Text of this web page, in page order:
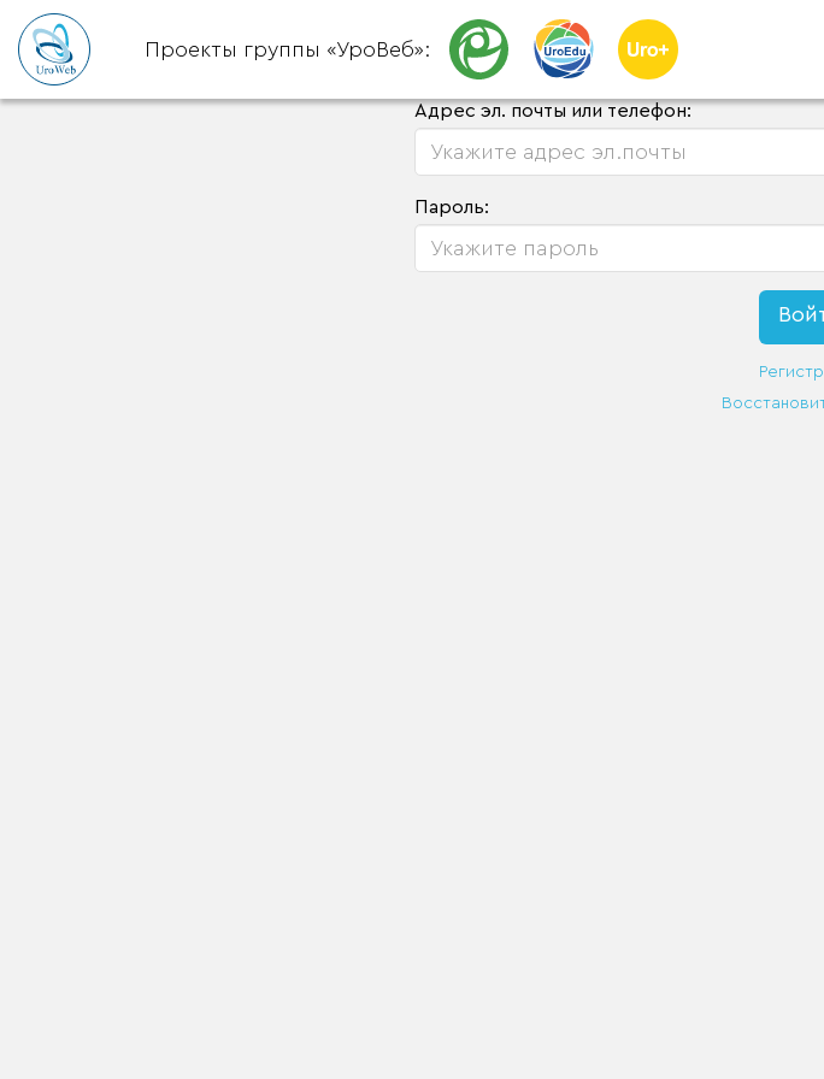
Проекты группы «УроВеб»:
Адрес эл. почты или телефон:
Пароль: